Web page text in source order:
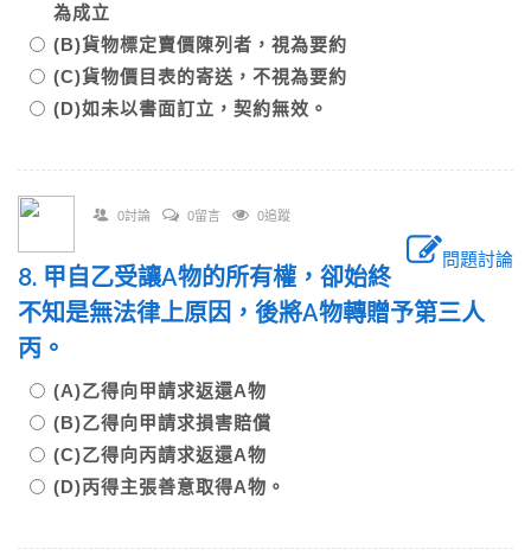
為成立
(B)貨物標定賣價陳列者，視為要約
(C)貨物價目表的寄送，不視為要約
(D)如未以書面訂立，契約無效。
0討論 0留言 0追蹤
問題討論
8. 甲自乙受讓A物的所有權，卻始終
不知是無法律上原因，後將A物轉贈予第三人
丙。
(A)乙得向甲請求返還A物
(B)乙得向甲請求損害賠償
(C)乙得向丙請求返還A物
(D)丙得主張善意取得A物。